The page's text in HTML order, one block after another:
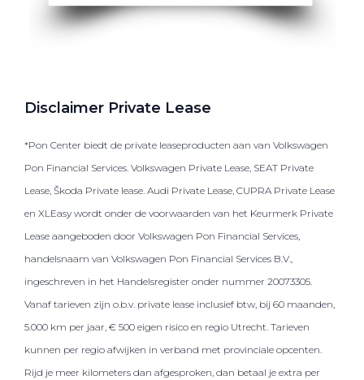
Disclaimer Private Lease
*Pon Center biedt de private leaseproducten aan van Volkswagen
Pon Financial Services. Volkswagen Private Lease, SEAT Private
Lease, Škoda Private lease. Audi Private Lease, CUPRA Private Lease
en XLEasy wordt onder de voorwaarden van het Keurmerk Private
Lease aangeboden door Volkswagen Pon Financial Services,
handelsnaam van Volkswagen Pon Financial Services B.V.,
ingeschreven in het Handelsregister onder nummer 20073305.
Vanaf tarieven zijn o.b.v. private lease inclusief btw, bij 60 maanden,
5.000 km per jaar, € 500 eigen risico en regio Utrecht. Tarieven
kunnen per regio afwijken in verband met provinciale opcenten.
Rijd je meer kilometers dan afgesproken, dan betaal je extra per